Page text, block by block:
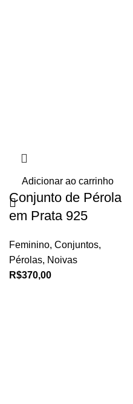
Adicionar ao carrinho
Conjunto de Pérola
em Prata 925
Feminino, Conjuntos,
Pérolas, Noivas
R$370,00